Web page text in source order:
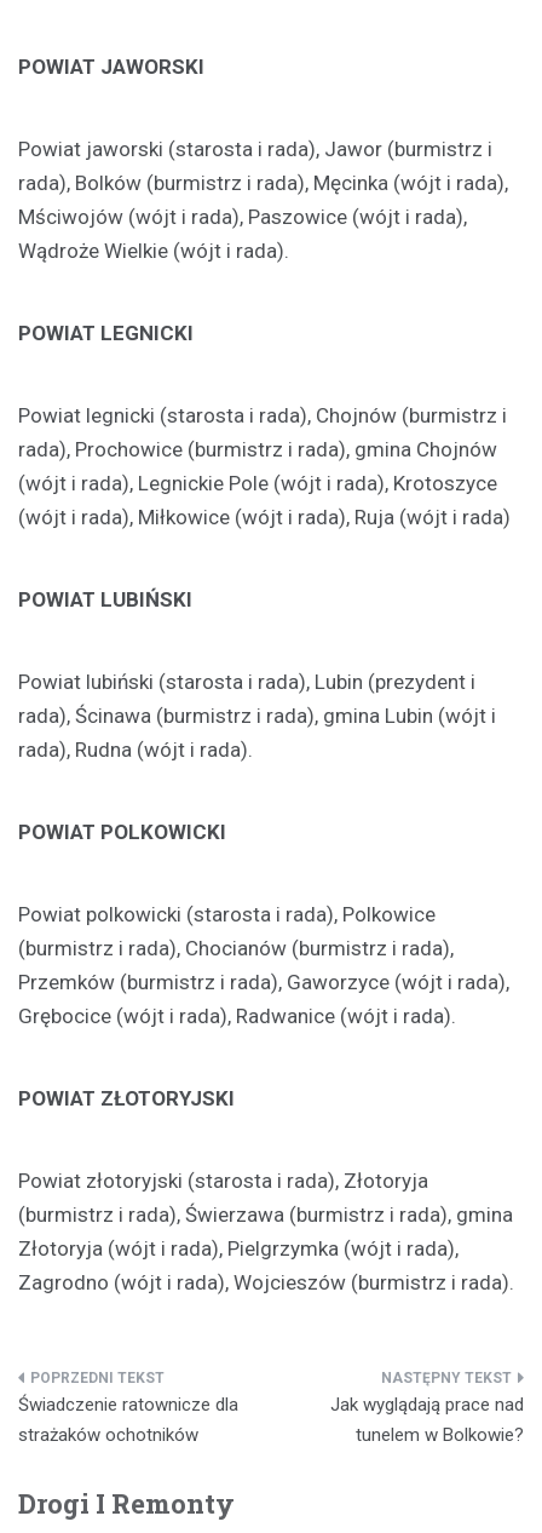
POWIAT JAWORSKI
Powiat jaworski (starosta i rada), Jawor (burmistrz i
rada), Bolków (burmistrz i rada), Męcinka (wójt i rada),
Mściwojów (wójt i rada), Paszowice (wójt i rada),
Wądroże Wielkie (wójt i rada).
POWIAT LEGNICKI
Powiat legnicki (starosta i rada), Chojnów (burmistrz i
rada), Prochowice (burmistrz i rada), gmina Chojnów
(wójt i rada), Legnickie Pole (wójt i rada), Krotoszyce
(wójt i rada), Miłkowice (wójt i rada), Ruja (wójt i rada)
POWIAT LUBIŃSKI
Powiat lubiński (starosta i rada), Lubin (prezydent i
rada), Ścinawa (burmistrz i rada), gmina Lubin (wójt i
rada), Rudna (wójt i rada).
POWIAT POLKOWICKI
Powiat polkowicki (starosta i rada), Polkowice
(burmistrz i rada), Chocianów (burmistrz i rada),
Przemków (burmistrz i rada), Gaworzyce (wójt i rada),
Grębocice (wójt i rada), Radwanice (wójt i rada).
POWIAT ZŁOTORYJSKI
Powiat złotoryjski (starosta i rada), Złotoryja
(burmistrz i rada), Świerzawa (burmistrz i rada), gmina
Złotoryja (wójt i rada), Pielgrzymka (wójt i rada),
Zagrodno (wójt i rada), Wojcieszów (burmistrz i rada).
Nawigacja
wpisu
Świadczenie ratownicze dla
strażaków ochotników
Jak wyglądają prace nad
tunelem w Bolkowie?
Drogi I Remonty